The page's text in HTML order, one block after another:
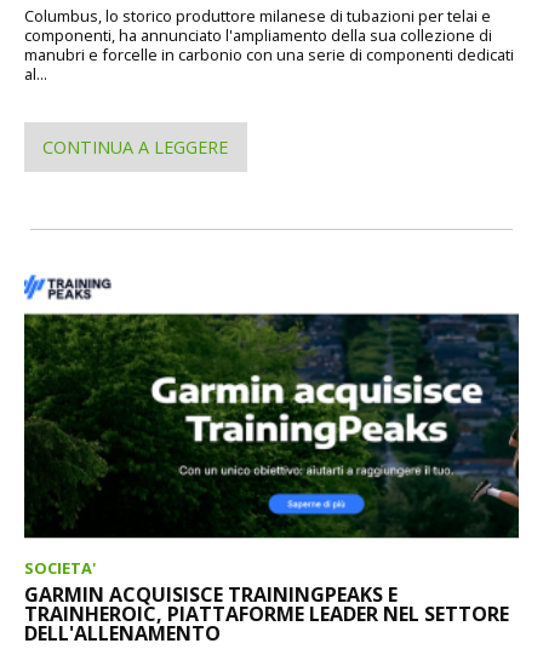
Columbus, lo storico produttore milanese di tubazioni per telai e
componenti, ha annunciato l'ampliamento della sua collezione di
manubri e forcelle in carbonio con una serie di componenti dedicati
al...
CONTINUA A LEGGERE
SOCIETA'
GARMIN ACQUISISCE TRAININGPEAKS E
TRAINHEROIC, PIATTAFORME LEADER NEL SETTORE
DELL'ALLENAMENTO